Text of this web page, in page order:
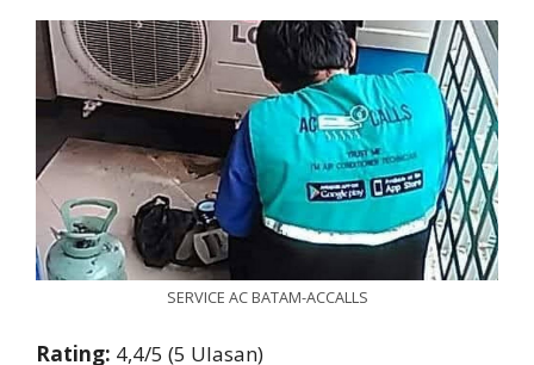
SERVICE AC BATAM-ACCALLS
Rating: 4,4/5 (5 Ulasan)